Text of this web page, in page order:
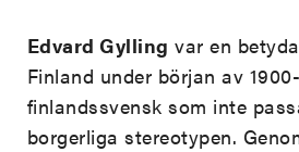
Edvard Gylling var en
Finland under början av
finlandssvensk som inte
borgerliga stereotypen.